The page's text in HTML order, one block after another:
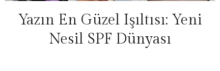
Yazın En Güzel Işıltısı: Yeni
Nesil SPF Dünyası